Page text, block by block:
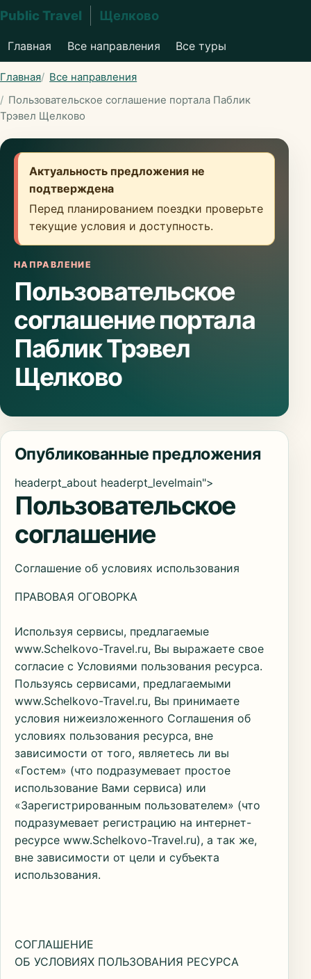
Public Travel Щелково
Главная Все направления Все туры
Главная
Все направления
Пользовательское соглашение портала Паблик
Трэвел Щелково
Актуальность предложения не
подтверждена
Перед планированием поездки проверьте
текущие условия и доступность.
НАПРАВЛЕНИЕ
Пользовательское
соглашение портала
Паблик Трэвел
Щелково
Опубликованные предложения
headerpt_about headerpt_levelmain">
Пользовательское
соглашение
Соглашение об условиях использования
ПРАВОВАЯ ОГОВОРКА
Используя сервисы, предлагаемые
www.Schelkovo-Travel.ru, Вы выражаете свое
согласие с Условиями пользования ресурса.
Пользуясь сервисами, предлагаемыми
www.Schelkovo-Travel.ru, Вы принимаете
условия нижеизложенного Соглашения об
условиях пользования ресурса, вне
зависимости от того, являетесь ли вы
«Гостем» (что подразумевает простое
использование Вами сервиса) или
«Зарегистрированным пользователем» (что
подразумевает регистрацию на интернет-
ресурсе www.Schelkovo-Travel.ru), а так же,
вне зависимости от цели и субъекта
использования.
СОГЛАШЕНИЕ
ОБ УСЛОВИЯХ ПОЛЬЗОВАНИЯ РЕСУРСА